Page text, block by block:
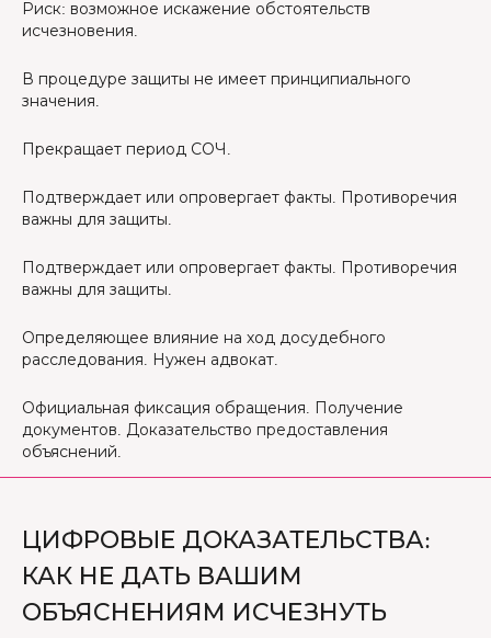
Риск: возможное искажение обстоятельств
исчезновения.
В процедуре защиты не имеет принципиального
значения.
Прекращает период СОЧ.
Подтверждает или опровергает факты. Противоречия
важны для защиты.
Подтверждает или опровергает факты. Противоречия
важны для защиты.
Определяющее влияние на ход досудебного
расследования. Нужен адвокат.
Официальная фиксация обращения. Получение
документов. Доказательство предоставления
объяснений.
ЦИФРОВЫЕ ДОКАЗАТЕЛЬСТВА:
КАК НЕ ДАТЬ ВАШИМ
ОБЪЯСНЕНИЯМ ИСЧЕЗНУТЬ